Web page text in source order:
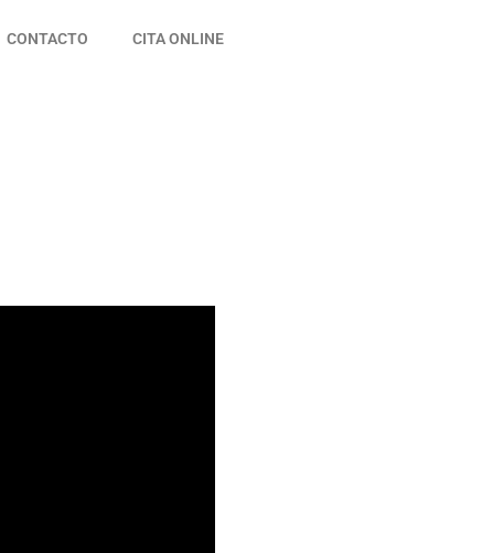
CONTACTO CITA ONLINE